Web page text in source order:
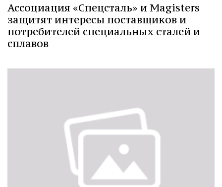
Ассоциация «Спецсталь» и Magisters
защитят интересы поставщиков и
потребителей специальных сталей и
сплавов